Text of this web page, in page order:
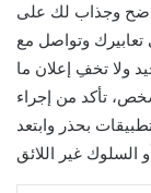
وجذاب لك على
وتواصل مع
ولا تخفِ إعلان ما
تأكد من إجراء
بحذر وابتعد